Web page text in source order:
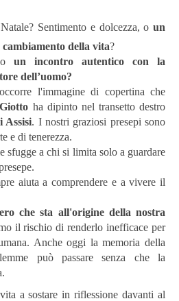
Sentimento e dolcezza, o un
della vita?
o un incontro autentico con la
dell’uomo?
l'immagine di copertina che
Giotto ha dipinto nel transetto destro
Assisi. I nostri graziosi presepi sono
e di tenerezza.
sfugge a chi si limita solo a guardare
aiuta a comprendere e a vivere il
che sta all'origine della nostra
il rischio di renderlo inefficace per
Anche oggi la memoria della
può passare senza che la
a sostare in riflessione davanti al